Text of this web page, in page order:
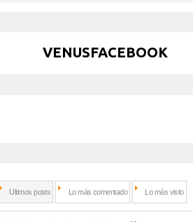
VENUSFACEBOOK
Ultimos posts Lo más comentado Lo más visto